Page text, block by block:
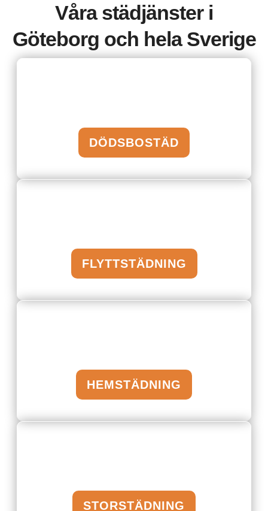
Våra städjänster i
Göteborg och hela Sverige
DÖDSBOSTÄD
FLYTTSTÄDNING
HEMSTÄDNING
STORSTÄDNING